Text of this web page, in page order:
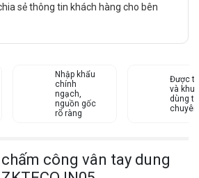
sẻ thông tin khách hàng cho bên
Nhập khẩu
chính
ngạch,
nguồn gốc
rõ ràng
Được
và
dùng từ
công vân tay dung